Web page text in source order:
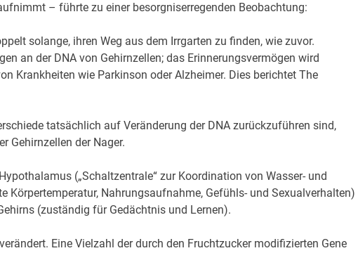
– führte zu einer besorgniserregenden Beobachtung:
solange, ihren Weg aus dem Irrgarten zu finden, wie zuvor.
an der DNA von Gehirnzellen; das Erinnerungsvermögen wird
Krankheiten wie Parkinson oder Alzheimer. Dies berichtet The
tatsächlich auf Veränderung der DNA zurückzuführen sind,
Gehirnzellen der Nager.
(„Schaltzentrale“ zur Koordination von Wasser- und
Körpertemperatur, Nahrungsaufnahme, Gefühls- und Sexualverhalten)
(zuständig für Gedächtnis und Lernen).
Eine Vielzahl der durch den Fruchtzucker modifizierten Gene